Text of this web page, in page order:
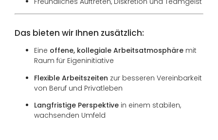
Das bieten wir Ihnen zusätzlich:
Eine offene, kollegiale Arbeitsatmosphäre mit
Raum für Eigeninitiative
Flexible Arbeitszeiten zur besseren Vereinbarkeit
von Beruf und Privatleben
Langfristige Perspektive in einem stabilen,
wachsenden Umfeld